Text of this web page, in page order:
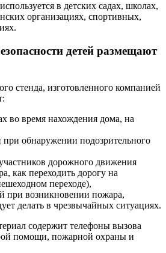
в детских садах, школах,
организациях, спортивных,
детей размещают
стенда, изготовленного компанией
во время нахождения дома, на
при обнаружении подозрительного
дорожного движения
как переходить дорогу на
переходе),
при возникновении пожара,
делать в чрезвычайных ситуациях.
содержит телефоны вызова
помощи, пожарной охраны и